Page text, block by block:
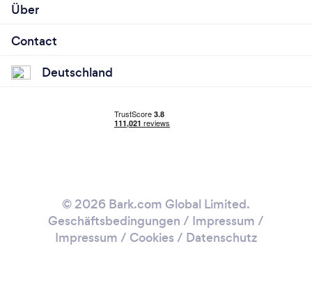
Über
Contact
Deutschland
© 2026 Bark.com Global Limited.
Geschäftsbedingungen / Impressum /
Impressum / Cookies / Datenschutz